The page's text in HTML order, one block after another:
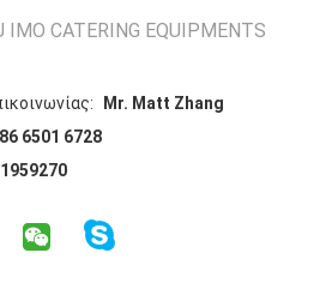
IMO CATERING EQUIPMENTS
Mr. Matt Zhang
6501 6728